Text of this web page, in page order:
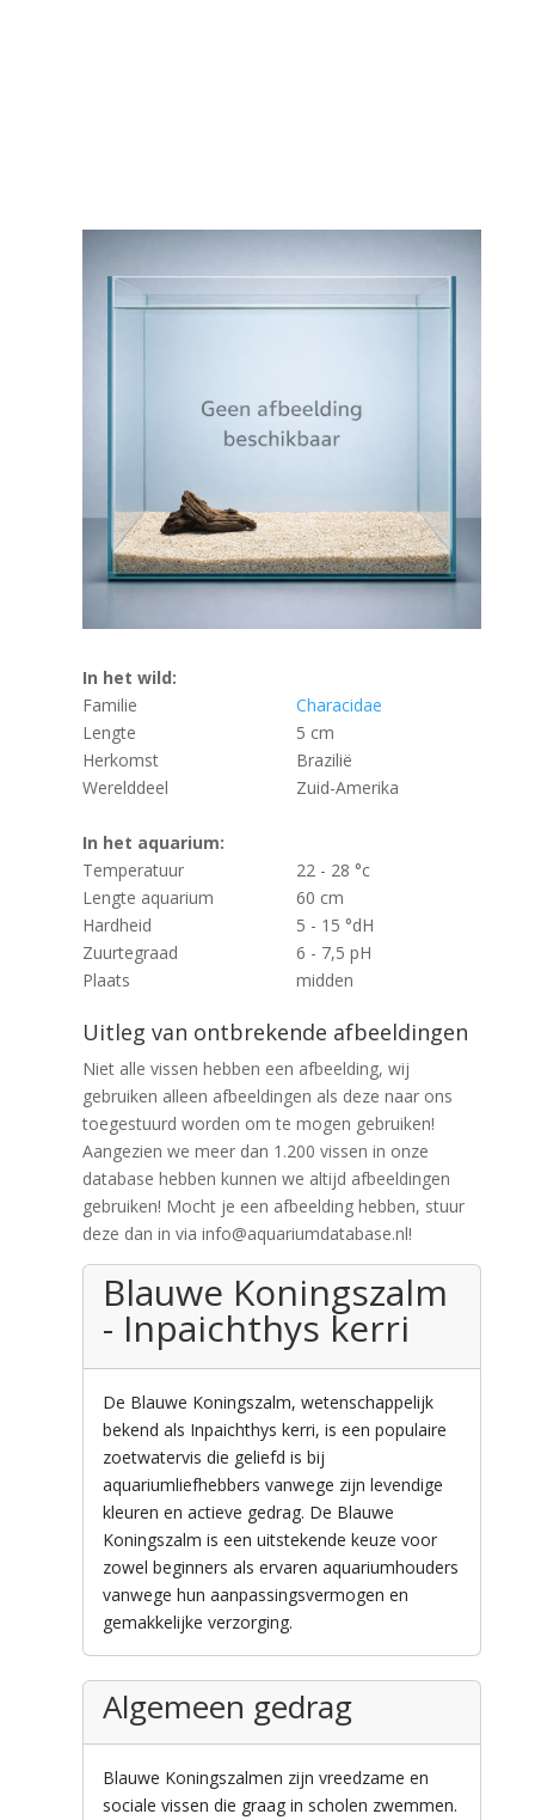
In het wild:
Familie
Characidae
Lengte
5 cm
Herkomst
Brazilië
Werelddeel
Zuid-Amerika
In het aquarium:
Temperatuur
22 - 28 °c
Lengte aquarium
60 cm
Hardheid
5 - 15 °dH
Zuurtegraad
6 - 7,5 pH
Plaats
midden
Uitleg van ontbrekende afbeeldingen
Niet alle vissen hebben een afbeelding, wij
gebruiken alleen afbeeldingen als deze naar ons
toegestuurd worden om te mogen gebruiken!
Aangezien we meer dan 1.200 vissen in onze
database hebben kunnen we altijd afbeeldingen
gebruiken! Mocht je een afbeelding hebben, stuur
deze dan in via info@aquariumdatabase.nl!
Blauwe Koningszalm
- Inpaichthys kerri
De Blauwe Koningszalm, wetenschappelijk
bekend als Inpaichthys kerri, is een populaire
zoetwatervis die geliefd is bij
aquariumliefhebbers vanwege zijn levendige
kleuren en actieve gedrag. De Blauwe
Koningszalm is een uitstekende keuze voor
zowel beginners als ervaren aquariumhouders
vanwege hun aanpassingsvermogen en
gemakkelijke verzorging.
Algemeen gedrag
Blauwe Koningszalmen zijn vreedzame en
sociale vissen die graag in scholen zwemmen.